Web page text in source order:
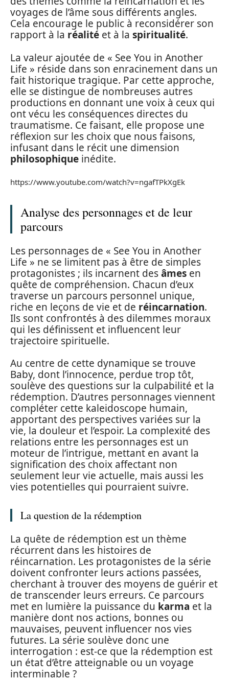
voyages de l’âme sous différents angles.
Cela encourage le public à reconsidérer son
rapport à la réalité et à la spiritualité.
La valeur ajoutée de « See You in Another
Life » réside dans son enracinement dans un
fait historique tragique. Par cette approche,
elle se distingue de nombreuses autres
productions en donnant une voix à ceux qui
ont vécu les conséquences directes du
traumatisme. Ce faisant, elle propose une
réflexion sur les choix que nous faisons,
infusant dans le récit une dimension
philosophique inédite.
https://www.youtube.com/watch?v=ngafTPkXgEk
Analyse des personnages et de leur
parcours
Les personnages de « See You in Another
Life » ne se limitent pas à être de simples
protagonistes ; ils incarnent desâmes en
quête de compréhension. Chacun d’eux
traverse un parcours personnel unique,
riche en leçons de vie et de réincarnation.
Ils sont confrontés à des dilemmes moraux
qui les définissent et influencent leur
trajectoire spirituelle.
Au centre de cette dynamique se trouve
Baby, dont l’innocence, perdue trop tôt,
soulève des questions sur la culpabilité et la
rédemption. D’autres personnages viennent
compléter cette kaleidoscope humain,
apportant des perspectives variées sur la
vie, la douleur et l’espoir. La complexité des
relations entre les personnages est un
moteur de l’intrigue, mettant en avant la
signification des choix affectant non
seulement leur vie actuelle, mais aussi les
vies potentielles qui pourraient suivre.
La question de la rédemption
La quête de rédemption est un thème
récurrent dans les histoires de
réincarnation. Les protagonistes de la série
doivent confronter leurs actions passées,
cherchant à trouver des moyens de guérir et
de transcender leurs erreurs. Ce parcours
met en lumière la puissance du karma et la
manière dont nos actions, bonnes ou
mauvaises, peuvent influencer nos vies
futures. La série soulève donc une
interrogation : est-ce que la rédemption est
un état d’être atteignable ou un voyage
interminable ?